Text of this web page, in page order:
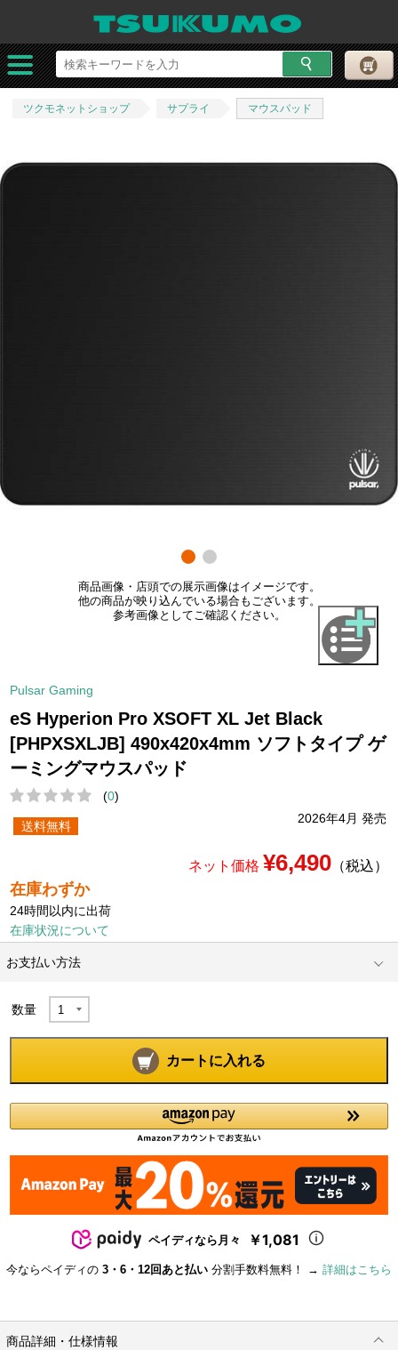
ツクモネットショップ サプライ マウスパッド
商品画像・店頭での展示画像はイメージです。
他の商品が映り込んでいる場合もございます。
参考画像としてご確認ください。
Pulsar Gaming
eS Hyperion Pro XSOFT XL Jet Black
[PHPXSXLJB] 490x420x4mm ソフトタイプ ゲ
ーミングマウスパッド
(0)
2026年4月 発売
送料無料
ネット価格 ¥6,490（税込）
在庫わずか
24時間以内に出荷
在庫状況について
お支払い方法
数量
カートに入れる
ペイディなら月々 ￥1,081
今ならペイディの 3・6・12回あと払い 分割手数料無料！ → 詳細はこちら
商品詳細・仕様情報